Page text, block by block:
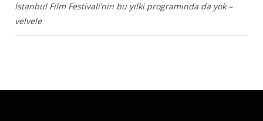
İstanbul Film Festivali’nin bu yılki programında da yok –
velvele